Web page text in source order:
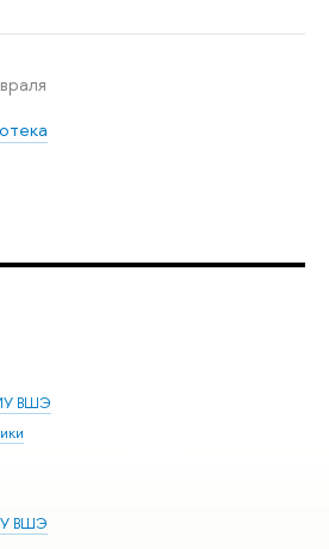
ВШЭ
ВШЭ